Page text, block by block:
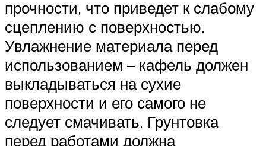
прочности, что приведет к слабому
сцеплению с поверхностью.
Увлажнение материала перед
использованием – кафель должен
выкладываться на сухие
поверхности и его самого не
следует смачивать. Грунтовка
перед работами должна